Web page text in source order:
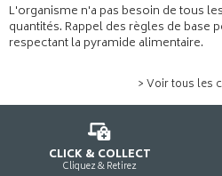
L'organisme n'a pas besoin de tous
quantités. Rappel des règles de base
respectant la pyramide alimentaire.
> Voir tous les
CLICK & COLLECT
Cliquez & Retirez